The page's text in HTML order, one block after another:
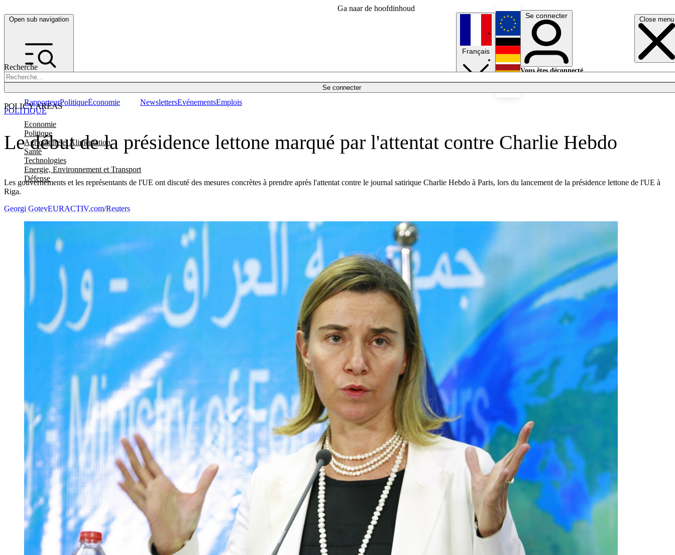
Ga naar de hoofdinhoud
Open sub navigation Close menu
Recherche
Se connecter
POLICY AREAS
Economie
Politique
Agriculture et Alimentation
Santé
Technologies
Energie, Environnement et Transport
Défense
RapporteurPolitiqueÉconomie NewslettersEvénementsEmplois
Français
English
Deutsch
Se connecter
Vous êtes déconnecté.
Le début de la présidence lettone marqué par l'attentat contre Charlie Hebdo
Les gouvernements et les représentants de l'UE ont discuté des mesures concrètes à prendre après l'attentat contre le journal satirique Charlie Hebdo à Paris, lors du lancement de la présidence lettone de l'UE à
Riga.
POLITIQUE
Georgi GotevEURACTIV.com/Reuters